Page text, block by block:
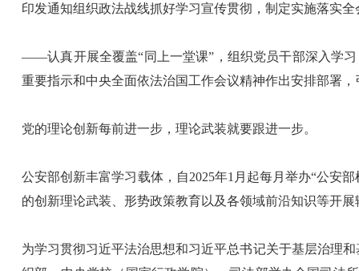
印发通知组织政法战线抓好学习宣传贯彻，制定实施落实
——认真开展全覆盖“同上一堂课”，组织党员干部深入学
重要指示和中央全面依法治国工作会议精神作出安排部署
党的理论创新每前进一步，理论武装就要跟进一步。
公安部创新丰富学习载体，自2025年1月起每月举办“公安
的创新理论武装、形势政策教育以及各领域前沿知识等开
为学习贯彻习近平法治思想和习近平总书记关于基层治理